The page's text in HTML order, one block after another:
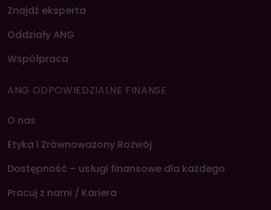
Znajdź eksperta
Oddziały ANG
Współpraca
ANG ODPOWIEDZIALNE FINANSE
O nas
Etyka i Zrównoważony Rozwój
Dostępność – usługi finansowe dla każdego
Pracuj z nami / Kariera